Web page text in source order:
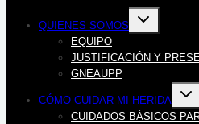
QUIENES SOMOS
Alternar
EQUIPO
JUSTIFICACIÓN Y
GNEAUPP
CÓMO CUIDAR MI HERIDA
hijo
CUIDADOS BÁSICOS